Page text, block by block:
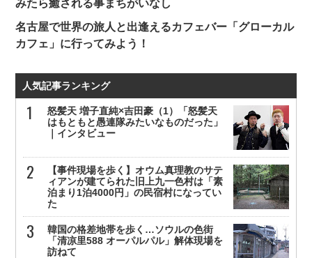
みたら癒される事まちがいなし
名古屋で世界の旅人と出逢えるカフェバー「グローカル
カフェ」に行ってみよう！
人気記事ランキング
怒髪天 増子直純×吉田豪（1）「怒髪天
はもともと愚連隊みたいなものだった」
｜インタビュー
【事件現場を歩く】オウム真理教のサテ
ィアンが建てられた旧上九一色村は「素
泊まり1泊4000円」の民宿村になってい
た
韓国の格差地帯を歩く…ソウルの色街
「清凉里588 オーパルパル」解体現場を
訪ねて